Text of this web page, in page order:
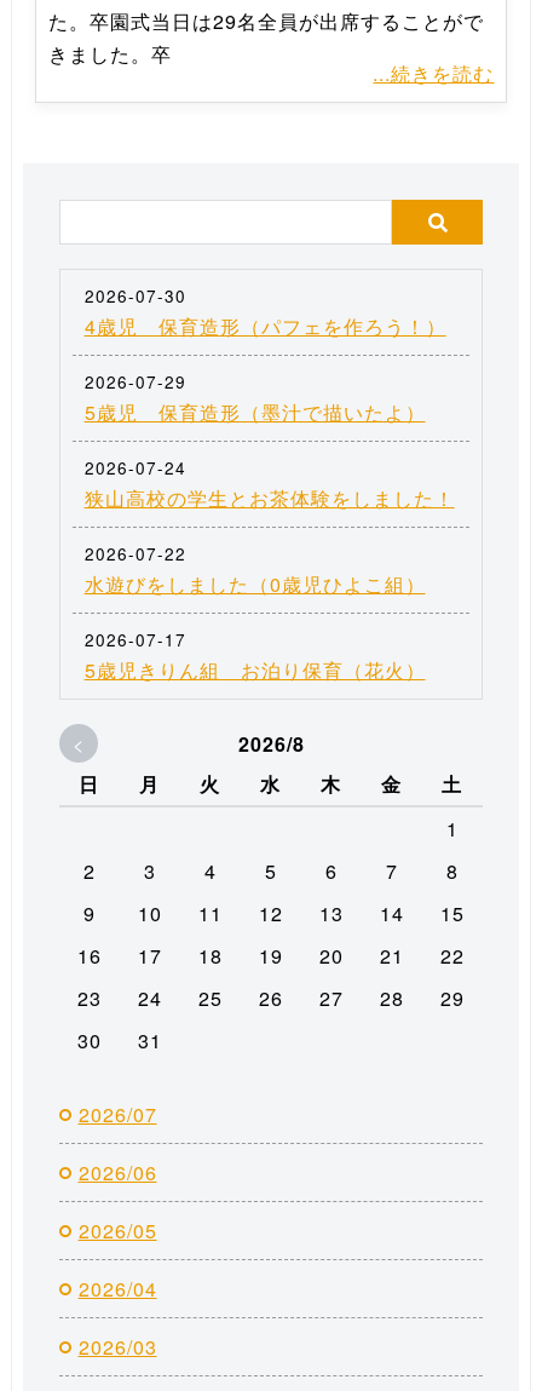
た。卒園式当日は29名全員が出席することがで
きました。卒
...続きを読む
2026-07-30
4歳児 保育造形（パフェを作ろう！）
2026-07-29
5歳児 保育造形（墨汁で描いたよ）
2026-07-24
狭山高校の学生とお茶体験をしました！
2026-07-22
水遊びをしました（0歳児ひよこ組）
2026-07-17
5歳児きりん組 お泊り保育（花火）
<
2026/8
日
月 火 水 木 金
土
1
2
3 4 5 6 7
8
9
10 11 12 13 14
15
16
17 18 19 20 21
22
23
24 25 26 27 28
29
30
31
2026/07
2026/06
2026/05
2026/04
2026/03